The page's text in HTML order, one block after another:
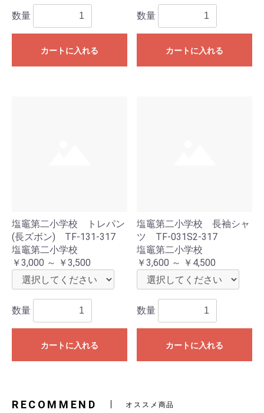
数量
カートに入れる
数量
カートに入れる
塩竈第二小学校 トレパン
(長ズボン) TF-131-317
塩竈第二小学校
￥3,000 ～ ￥3,500
数量
カートに入れる
塩竈第二小学校 長袖シャ
ツ TF-031S2-317
塩竈第二小学校
￥3,600 ～ ￥4,500
数量
カートに入れる
RECOMMEND オススメ商品